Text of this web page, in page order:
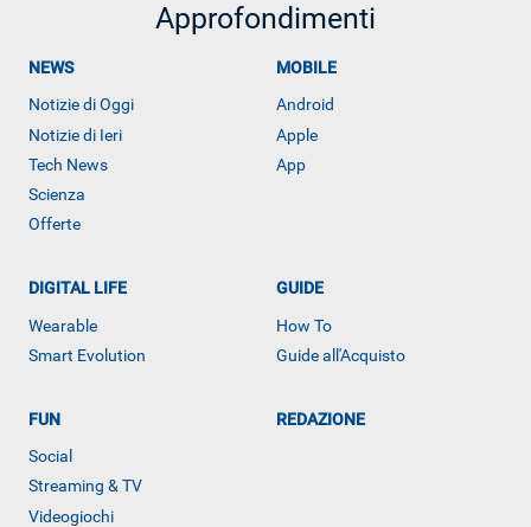
ALTRO
Approfondimenti
NEWS
Notizie di Oggi
Notizie di Ieri
Tech News
Scienza
Offerte
MOBILE
Android
Apple
App
DIGITAL LIFE
Wearable
Smart Evolution
GUIDE
How To
Guide all'Acquisto
FUN
Social
Streaming & TV
Videogiochi
REDAZIONE